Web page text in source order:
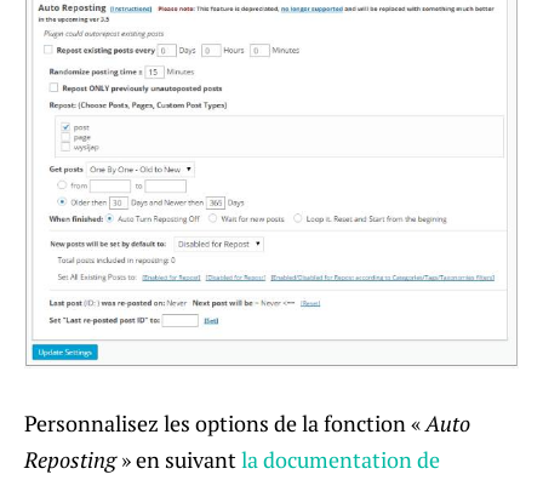
Personnalisez les options de la fonction «Auto
Reposting» en suivantla documentation de